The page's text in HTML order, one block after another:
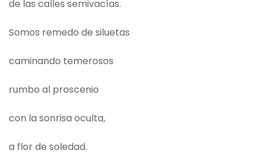
de las calles semivacías.
Somos remedo de siluetas
caminando temerosos
rumbo al proscenio
con la sonrisa oculta,
a flor de soledad.